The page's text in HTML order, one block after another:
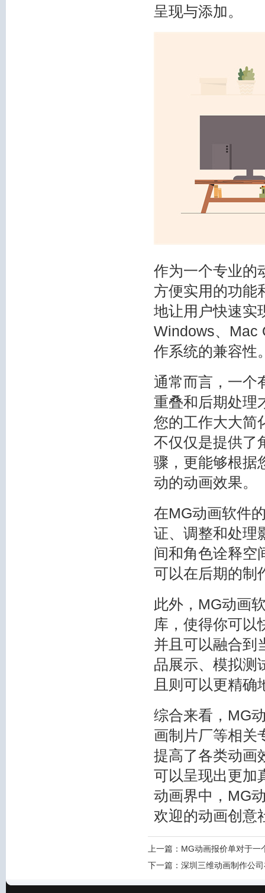
呈现与添加。
作为一个专业的
方便实用的功能
地让用户快速实
Windows、Mac
作系统的兼容性
通常而言，一个
重叠和后期处理
您的工作大大简
不仅仅是提供了
骤，更能够根据
动的动画效果。
在MG动画软件
证、调整和处理
间和角色诠释空
可以在后期的制
此外，MG动画
库，使得你可以
并且可以融合到
品展示、模拟测
且则可以更精确
综合来看，MG
画制片厂等相关
提高了各类动画
可以呈现出更加
动画界中，MG
欢迎的动画创意
上一篇： MG动画报价单对于一
下一篇： 深圳三维动画制作公